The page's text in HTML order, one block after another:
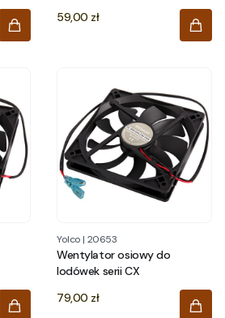
Cena
59,00 zł
Yolco | 20653
Wentylator osiowy do
lodówek serii CX
Cena
79,00 zł